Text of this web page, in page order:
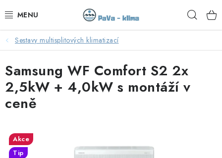
na
KLIMATIZACE V AKCI
KLIMATIZACE
TEPELNÁ ČERPADLA
SERVIS
Sestavy multisplitových klimatizací
Samsung WF Comfort S2 2x
2,5kW + 4,0kW s montáží v
ceně
Akce
Tip